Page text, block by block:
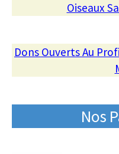
Oiseaux
Dons Ouverts Au
Nos